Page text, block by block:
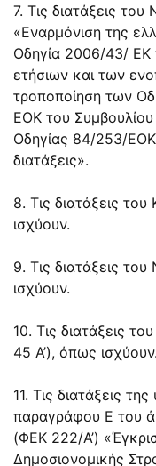
7. Τις διατάξεις
«Εναρμόνιση της
Οδηγία 2006/43/ ΕΚ
ετήσιων και των
τροποποίηση των
ΕΟΚ του Συμβουλίου
Οδηγίας 84/253/ΕΟΚ
διατάξεις».
8. Τις διατάξεις
ισχύουν.
9. Τις διατάξεις
ισχύουν.
10. Τις διατάξεις
45 Α’), όπως ισχύουν.
11. Τις διατάξεις
παραγράφου Ε του
(ΦΕΚ 222/Α’)
Δημοσιονομικής